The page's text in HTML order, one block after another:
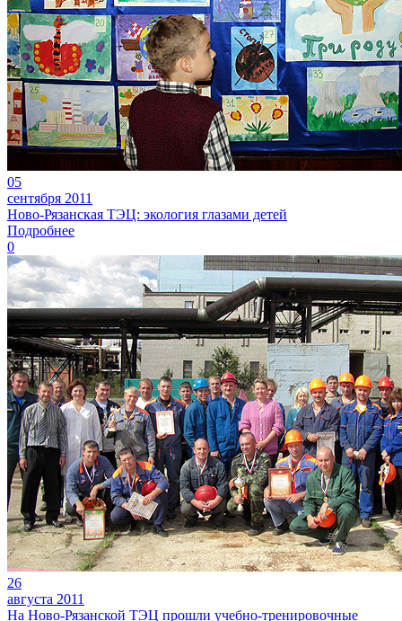
05
сентября 2011
Ново-Рязанская ТЭЦ: экология глазами детей
Подробнее
0
26
августа 2011
На Ново-Рязанской ТЭЦ прошли учебно-тренировочные